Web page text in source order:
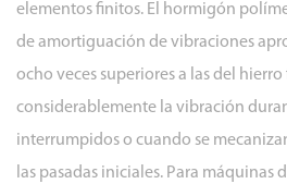
alta
gama
6
Integración
de
fabricación
elementos finitos. El hormigón
de amortiguación de vibraciones
ocho veces superiores a las del
considerablemente la vibración
interrumpidos o cuando se
las pasadas iniciales. Para máquinas